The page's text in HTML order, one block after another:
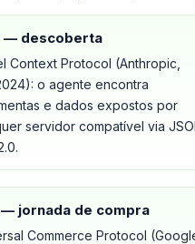
— descoberta
Context Protocol (Anthropic,
o agente encontra
e dados expostos por
servidor compatível via
— jornada de compra
Commerce Protocol